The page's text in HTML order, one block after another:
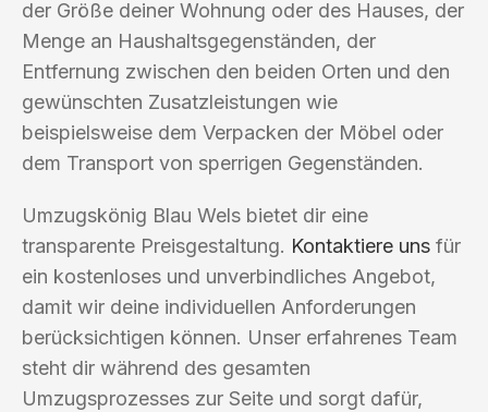
der Größe deiner Wohnung oder des Hauses, der
Menge an Haushaltsgegenständen, der
Entfernung zwischen den beiden Orten und den
gewünschten Zusatzleistungen wie
beispielsweise dem Verpacken der Möbel oder
dem Transport von sperrigen Gegenständen.
Umzugskönig Blau Wels bietet dir eine
transparente Preisgestaltung. Kontaktiere uns für
ein kostenloses und unverbindliches Angebot,
damit wir deine individuellen Anforderungen
berücksichtigen können. Unser erfahrenes Team
steht dir während des gesamten
Umzugsprozesses zur Seite und sorgt dafür,